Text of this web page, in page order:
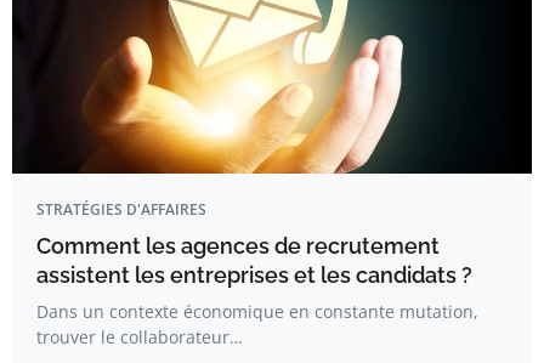
STRATÉGIES D'AFFAIRES
Comment les agences de recrutement
assistent les entreprises et les candidats ?
Dans un contexte économique en constante mutation,
trouver le collaborateur…